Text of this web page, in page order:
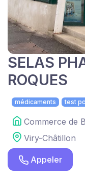
SELAS
ROQUES
médicaments test
Commerce de
Viry-Châtillon
Appeler